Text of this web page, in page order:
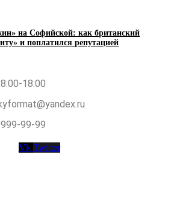
на Софийской: как британский
и поплатился репутацией
18:00
99-99
Vk Twitter